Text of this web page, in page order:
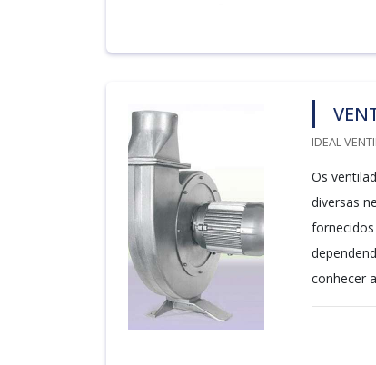
IDEAL
Os
diversas
conhecer